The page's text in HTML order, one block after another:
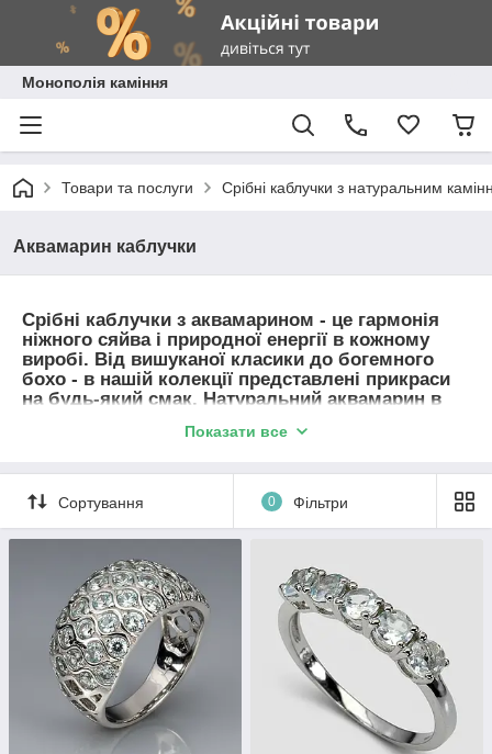
Монополія каміння
Товари та послуги Срібні каблучки з натуральним
Аквамарин каблучки
Срібні каблучки з аквамарином - це гармонія
ніжного сяйва і природної енергії в кожному
виробі. Від вишуканої класики до богемного
бохо - в нашій колекції представлені прикраси
на будь-який смак. Натуральний аквамарин в
індивідуальність і внутрішню силу своєї
до деталей, щоб стати вашим особистим
символом стилю і натхнення.
Показати все
Сортування 0 Фільтри